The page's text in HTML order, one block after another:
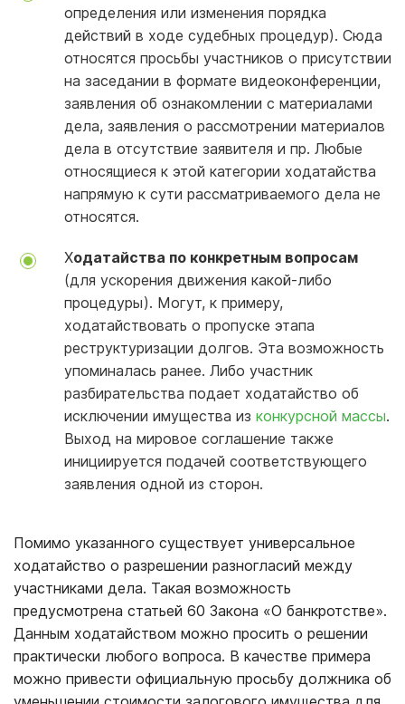
определения или изменения порядка
действий в ходе судебных процедур). Сюда
относятся просьбы участников о присутствии
на заседании в формате видеоконференции,
заявления об ознакомлении с материалами
дела, заявления о рассмотрении материалов
дела в отсутствие заявителя и пр. Любые
относящиеся к этой категории ходатайства
напрямую к сути рассматриваемого дела не
относятся.
Ходатайства по конкретным вопросам
(для ускорения движения какой-либо
процедуры). Могут, к примеру,
ходатайствовать о пропуске этапа
реструктуризации долгов. Эта возможность
упоминалась ранее. Либо участник
разбирательства подает ходатайство об
исключении имущества из конкурсной массы.
Выход на мировое соглашение также
инициируется подачей соответствующего
заявления одной из сторон.
Помимо указанного существует универсальное
ходатайство о разрешении разногласий между
участниками дела. Такая возможность
предусмотрена статьей 60 Закона «О банкротстве».
Данным ходатайством можно просить о решении
практически любого вопроса. В качестве примера
можно привести официальную просьбу должника об